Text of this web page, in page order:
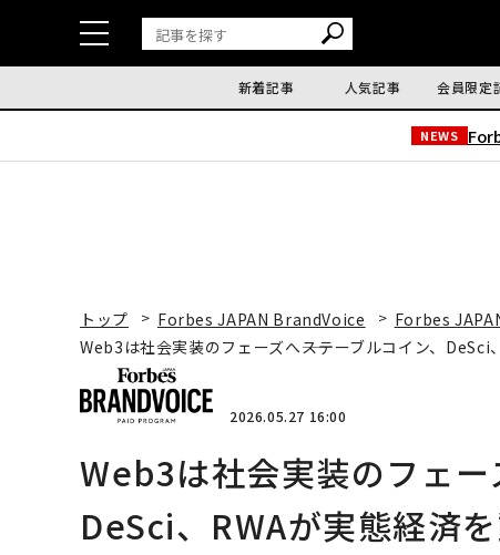
新着記事 人気記事 会員限定
NEWS
トップ Forbes JAPAN BrandVoice
Forbes
Web3は社会実装のフェーズへ――ステーブルコイン、
2026.05.27 16:00
Web3は社会実装のフェー
DeSci、RWAが実態経済